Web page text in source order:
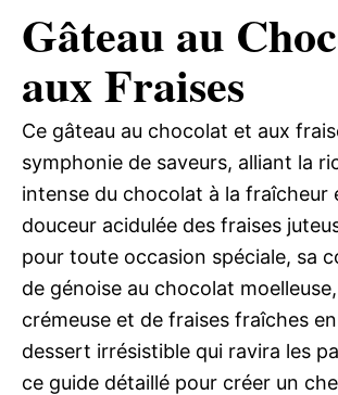
Gâteau au
aux Fraises
Ce gâteau au chocolat et aux
symphonie de saveurs, alliant la
intense du chocolat à la fraîcheur
douceur acidulée des fraises
pour toute occasion spéciale, sa
de génoise au chocolat
crémeuse et de fraises fraîches
dessert irrésistible qui ravira les
ce guide détaillé pour créer un